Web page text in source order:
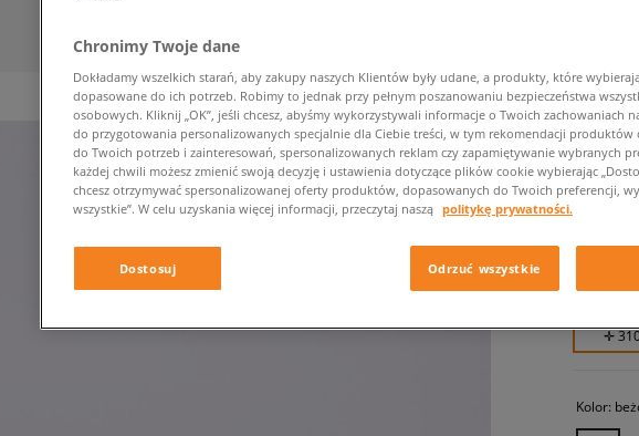
NIKE W
damskie,
519,99 zł
✛
Kolor:
Chronimy Twoje dane
Dokładamy wszelkich starań, aby zakupy naszych Klientów były udane, a produkty, które
dopasowane do ich potrzeb. Robimy to jednak przy pełnym poszanowaniu bezpieczeństwa
osobowych. Kliknij „OK”, jeśli chcesz, abyśmy wykorzystywali informacje o Twoich zachowaniach
do przygotowania personalizowanych specjalnie dla Ciebie treści, w tym rekomendacji produktów
do Twoich potrzeb i zainteresowań, spersonalizowanych reklam czy zapamiętywanie wybranych
każdej chwili możesz zmienić swoją decyzję i ustawienia dotyczące plików cookie wybierając
chcesz otrzymywać spersonalizowanej oferty produktów, dopasowanych do Twoich preferencji,
wszystkie”. W celu uzyskania więcej informacji, przeczytaj naszą politykę prywatności.
Dostosuj Odrzuć wszystkie